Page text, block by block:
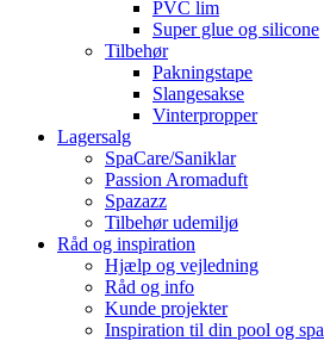
PVC lim
Super glue og silicone
Tilbehør
Pakningstape
Slangesakse
Vinterpropper
Lagersalg
SpaCare/Saniklar
Passion Aromaduft
Spazazz
Tilbehør udemiljø
Råd og inspiration
Hjælp og vejledning
Råd og info
Kunde projekter
Inspiration til din pool og spa